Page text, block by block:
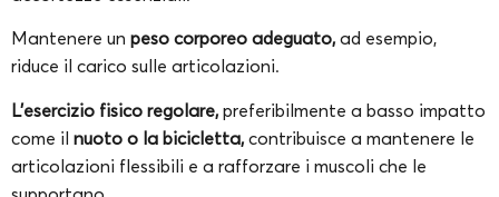
Mantenere un peso corporeo adeguato, ad esempio,
riduce il carico sulle articolazioni.
L’esercizio fisico regolare, preferibilmente a basso impatto
come il nuoto o la bicicletta, contribuisce a mantenere le
articolazioni flessibili e a rafforzare i muscoli che le